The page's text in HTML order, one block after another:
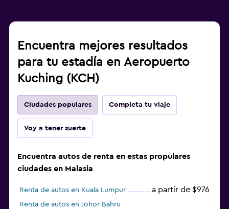
Encuentra mejores resultados
para tu estadía en Aeropuerto
Kuching (KCH)
Ciudades populares Completa tu viaje
Voy a tener suerte
Encuentra autos de renta en estas propulares
ciudades en Malasia
Renta de autos en Kuala Lumpur a partir de $976
Renta de autos en Johor Bahru